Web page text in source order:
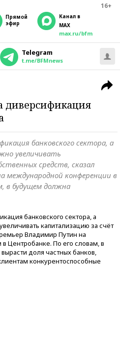
16+
прямой
эфир
Канал в
MAX
max.ru/bfm
Telegram
t.me/BFMnews
диверсификация
банковского сектора, а
увеличивать
средств, сказал
международной конференции в
в будущем должна
банковского сектора, а
капитализацию за счёт
Владимир Путин на
Центробанке. По его словам, в
доля частных банков,
конкурентоспособные